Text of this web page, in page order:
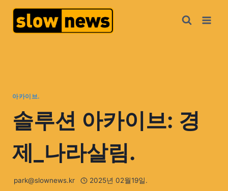
아카이브.
솔루션 아카이브: 경
제_나라살림.
park@slownews.kr 2025년 02월19일.